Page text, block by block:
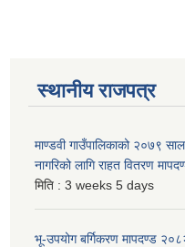
स्थानीय राजपत्र
माण्डवी गाउँपालिकाको २०७९
नागरिको लागि राहत वितरण
मिति : 3 weeks 5 days
भू-उपयोग बर्गिकरण मापदण्ड